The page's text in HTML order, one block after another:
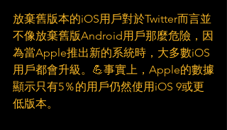
放棄舊版本的iOS用戶對於Twitter而言並
不像放棄舊版Android用戶那麼危險，因
為當Apple推出新的系統時，大多數iOS
用戶都會升級。💪事實上，Apple的數據
顯示只有5％的用戶仍然使用iOS 9或更
低版本。